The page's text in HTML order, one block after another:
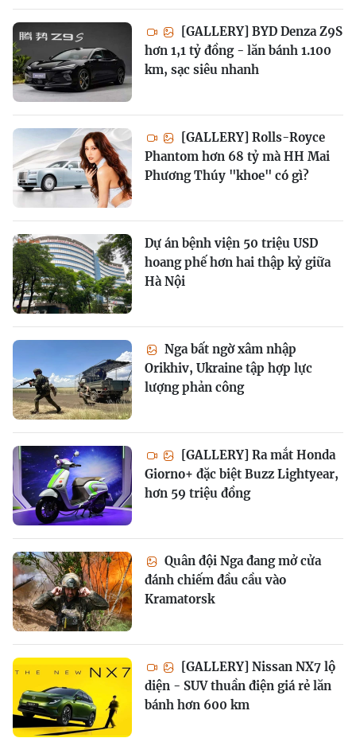
[GALLERY] BYD Denza Z9S
hơn 1,1 tỷ đồng - lăn bánh 1.100
km, sạc siêu nhanh
[GALLERY] Rolls-Royce
Phantom hơn 68 tỷ mà HH Mai
Phương Thúy "khoe" có gì?
Dự án bệnh viện 50 triệu USD
hoang phế hơn hai thập kỷ giữa
Hà Nội
Nga bất ngờ xâm nhập
Orikhiv, Ukraine tập hợp lực
lượng phản công
[GALLERY] Ra mắt Honda
Giorno+ đặc biệt Buzz Lightyear,
hơn 59 triệu đồng
Quân đội Nga đang mở cửa
đánh chiếm đầu cầu vào
Kramatorsk
[GALLERY] Nissan NX7 lộ
diện - SUV thuần điện giá rẻ lăn
bánh hơn 600 km